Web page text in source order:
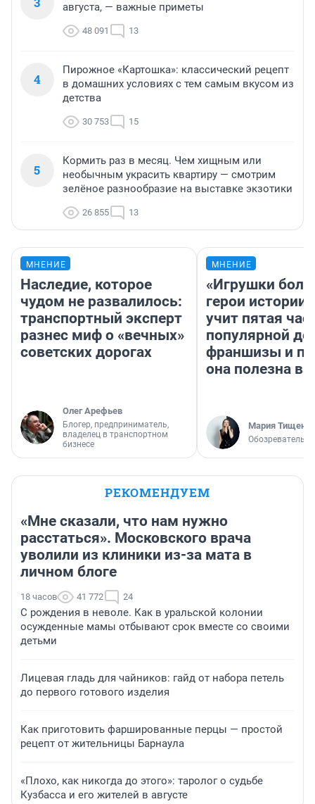
августа, — важные приметы
48 091 13
4
Пирожное «Картошка»: классический рецепт
в домашних условиях с тем самым вкусом из
детства
30 753 15
5
Кормить раз в месяц. Чем хищным или
необычным украсить квартиру — смотрим
зелёное разнообразие на выставке экзотики
26 855 13
МНЕНИЕ
Наследие, которое
чудом не развалилось:
транспортный эксперт
разнес миф о «вечных»
советских дорогах
Олег Арефьев
Блогер, предприниматель,
владелец в транспортном
бизнесе
МНЕНИЕ
«Игрушки
герои
учит пятая
популярной
франшизы и
она полезна
Мария Тищенко
Обозреватель
РЕКОМЕНДУЕМ
«Мне сказали, что нам нужно
расстаться». Московского врача
уволили из клиники из-за мата в
личном блоге
18 часов 41 772 24
С рождения в неволе. Как в уральской колонии
осужденные мамы отбывают срок вместе со своими
детьми
Лицевая гладь для чайников: гайд от набора петель
до первого готового изделия
Как приготовить фаршированные перцы — простой
рецепт от жительницы Барнаула
«Плохо, как никогда до этого»: таролог о судьбе
Кузбасса и его жителей в августе